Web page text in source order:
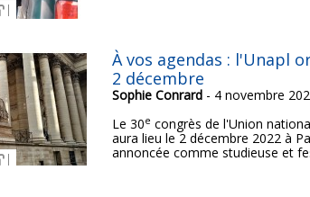
À vos agendas : l'Unapl
2 décembre
Sophie Conrard - 4 novembre
Le 30e congrès de l'Union
aura lieu le 2 décembre 2022 à
annoncée comme studieuse et